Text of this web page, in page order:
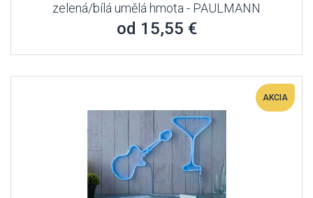
zelená/bílá umělá hmota - PAULMANN
od 15,55 €
AKCIA